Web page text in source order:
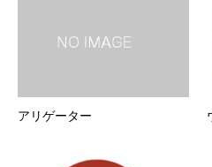
アリゲーター